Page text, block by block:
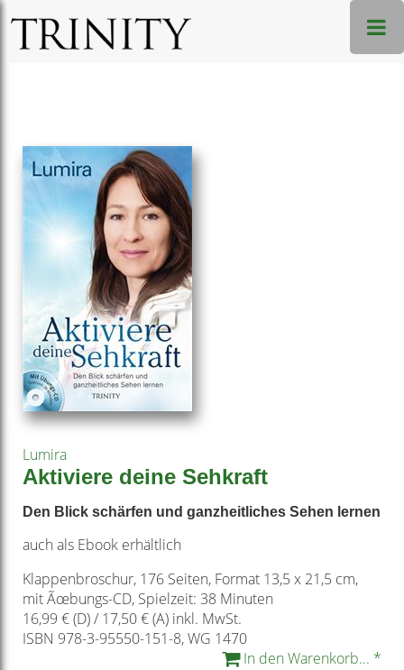
Lumira
Aktiviere deine Sehkraft
Den Blick schärfen und ganzheitliches Sehen lernen
auch als Ebook erhältlich
Klappenbroschur, 176 Seiten, Format 13,5 x 21,5 cm,
mit Ãœbungs-CD, Spielzeit: 38 Minuten
16,99 € (D) / 17,50 € (A) inkl. MwSt.
ISBN 978-3-95550-151-8, WG 1470
In den Warenkorb... *